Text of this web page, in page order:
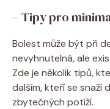
– Tipy pro
Bolest může být při
nevyhnutelná, ale
Zde je několik tipů,
dalším, kteří se snaží
zbytečných potíží.